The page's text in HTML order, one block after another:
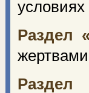
Раздел
Раздел